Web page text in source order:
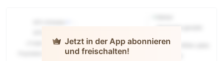
Jetzt in der App abonnieren
und freischalten!
oxxo